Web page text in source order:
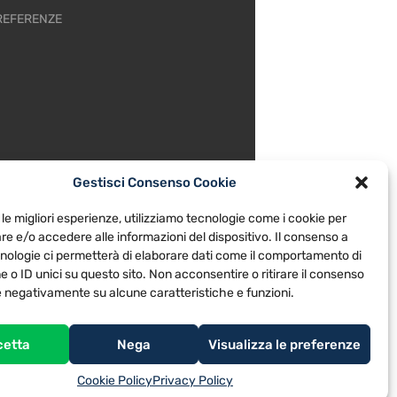
Gestisci Consenso Cookie
migliori esperienze, utilizziamo tecnologie come i cookie per
e/o accedere alle informazioni del dispositivo. Il consenso a
ci permetterà di elaborare dati come il comportamento di
o ID unici su questo sito. Non acconsentire o ritirare il consenso
negativamente su alcune caratteristiche e funzioni.
Nega Visualizza le preferenze
Cookie PolicyPrivacy Policy